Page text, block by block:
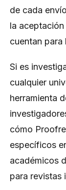
de cada
la
cuentan para
Si es
cualquier
herramienta
cómo
específicos
académicos
para revistas